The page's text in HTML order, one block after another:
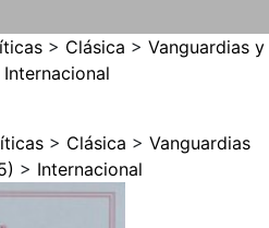
> Clásica > Vanguardias y
Internacional
> Clásica > Vanguardias
> Internacional